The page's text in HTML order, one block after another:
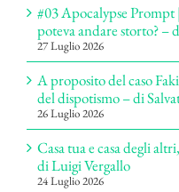
#03 Apocalypse Prompt
poteva andare storto? –
27 Luglio 2026
A proposito del caso
del dispotismo – di
26 Luglio 2026
Casa tua e casa degli
di Luigi Vergallo
24 Luglio 2026